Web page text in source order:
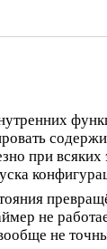
при
не
не